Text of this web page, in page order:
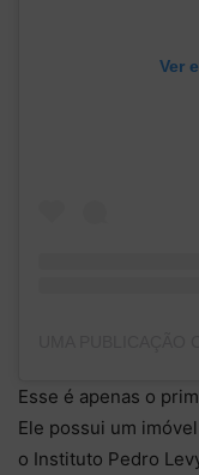
Ver
Esse é apenas o
Ele possui um
o Instituto Pedro